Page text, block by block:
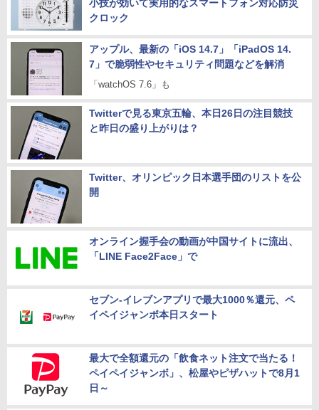
小技が効いて実用的なスマートフォン対応防災
クロック
アップル、最新の「iOS 14.7」「iPadOS 14.
7」で脆弱性やセキュリティ問題などを解消
「watchOS 7.6」も
Twitterで見る東京五輪、本日26日の注目競技
と昨日の盛り上がりは？
Twitter、オリンピック日本選手団のリストを公
開
オンライン握手会の動画が中国サイトに流出、
「LINE Face2Face」で
セブン-イレブンアプリで最大1000％還元、ペ
イペイジャンボ本日スタート
最大で全額還元の「飲食ネット注文で当たる！
ペイペイジャンボ」、松屋やピザハットで8月1
日～